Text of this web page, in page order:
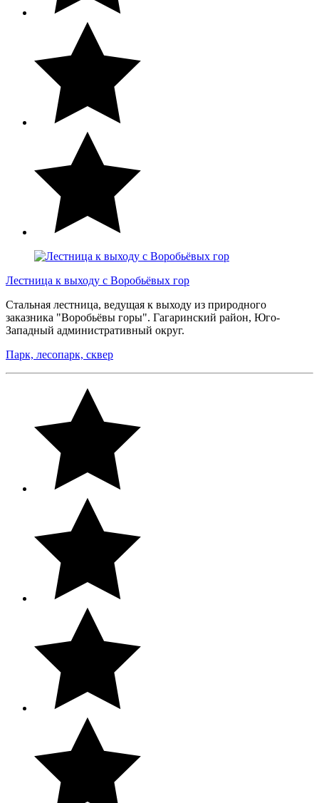
Лестница к выходу с Воробьёвых гор
Стальная лестница, ведущая к выходу из природного
заказника "Воробьёвы горы". Гагаринский район, Юго-
Западный административный округ.
Парк, лесопарк, сквер